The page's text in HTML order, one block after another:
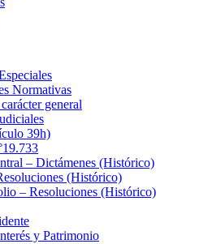
Normativas
general
39h)
– Dictámenes (Histórico)
(Histórico)
– Resoluciones (Histórico)
y Patrimonio